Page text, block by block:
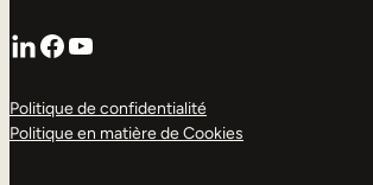
LinkedIn
Facebook
YouTube
Politique de confidentialité
Politique en matière de Cookies